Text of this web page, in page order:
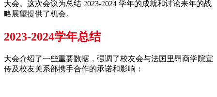
大会。这次会议为总结 2023-2024 学年的成就和讨论来年的战
略展望提供了机会。
2023-2024学年总结
大会介绍了一些重要数据，强调了校友会与法国里昂商学院宣
传及校友关系部携手合作的承诺和影响：